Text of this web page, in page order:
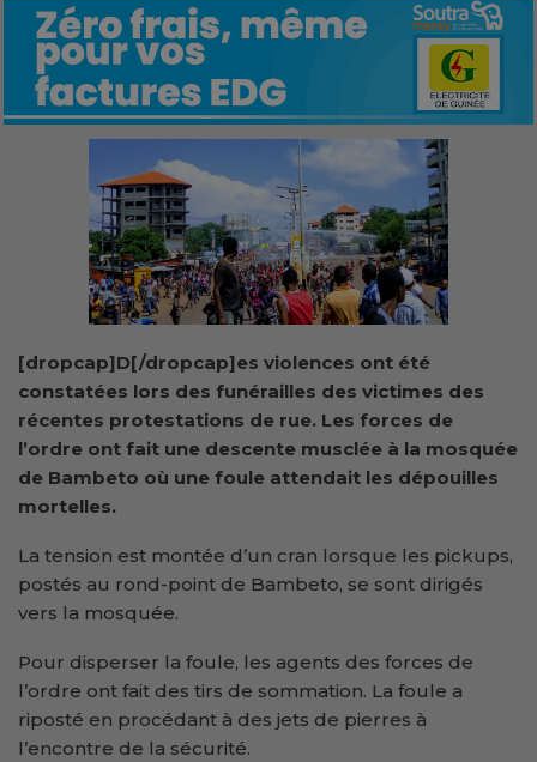
[dropcap]D[/dropcap]es violences ont été
constatées lors des funérailles des victimes des
récentes protestations de rue. Les forces de
l’ordre ont fait une descente musclée à la mosquée
de Bambeto où une foule attendait les dépouilles
mortelles.
La tension est montée d’un cran lorsque les pickups,
postés au rond-point de Bambeto, se sont dirigés
vers la mosquée.
Pour disperser la foule, les agents des forces de
l’ordre ont fait des tirs de sommation. La foule a
riposté en procédant à des jets de pierres à
l’encontre de la sécurité.